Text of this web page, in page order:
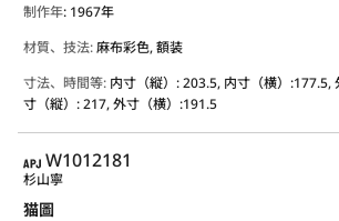
制作年: 1967年
材質、技法:麻布彩色, 額装
寸法、時間等: 内寸（縦）: 203.5, 内寸（横）:177.5,
寸（縦）: 217, 外寸（横）:191.5
APJ
W1012181
猫圖
杉山寧